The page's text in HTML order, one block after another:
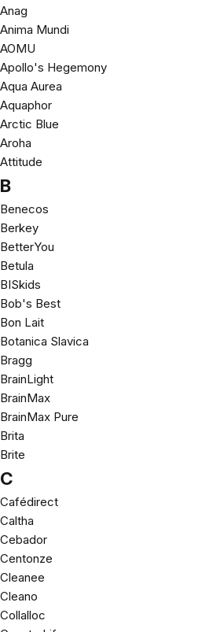
Anag
Anima Mundi
AOMU
Apollo's Hegemony
Aqua Aurea
Aquaphor
Arctic Blue
Aroha
Attitude
B
Benecos
Berkey
BetterYou
Betula
BISkids
Bob's Best
Bon Lait
Botanica Slavica
Bragg
BrainLight
BrainMax
BrainMax Pure
Brita
Brite
C
Cafédirect
Caltha
Cebador
Centonze
Cleanee
Cleano
Collalloc